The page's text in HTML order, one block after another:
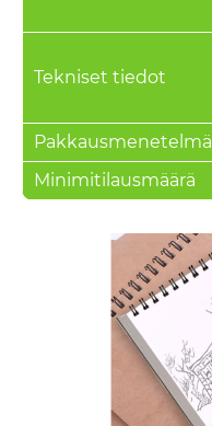
Tekniset tiedot
Pakkausmenetelmä
Minimitilausmäärä